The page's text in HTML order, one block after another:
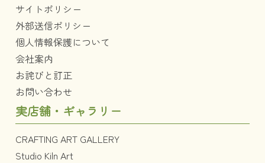
サイトポリシー
外部送信ポリシー
個人情報保護について
会社案内
お詫びと訂正
お問い合わせ
実店舗・ギャラリー
CRAFTING ART GALLERY
Studio Kiln Art